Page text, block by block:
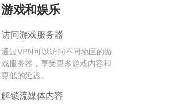
游戏和娱乐
访问游戏服务器
通过VPN可以访问不同地区的游
戏服务器，享受更多游戏内容和
更低的延迟。
解锁流媒体内容